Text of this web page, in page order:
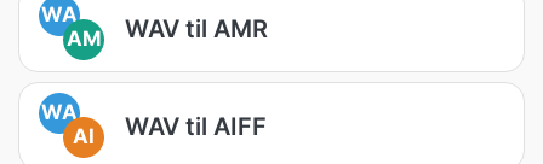
WA
AM
WAV til AMR
WA
AI
WAV til AIFF